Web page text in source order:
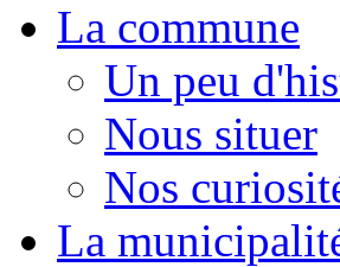
La commune
Un peu
Nous situer
Nos
La